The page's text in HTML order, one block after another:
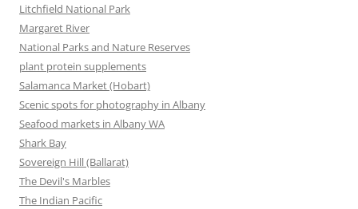
Litchfield National Park
Margaret River
National Parks and Nature Reserves
plant protein supplements
Salamanca Market (Hobart)
Scenic spots for photography in Albany
Seafood markets in Albany WA
Shark Bay
Sovereign Hill (Ballarat)
The Devil's Marbles
The Indian Pacific